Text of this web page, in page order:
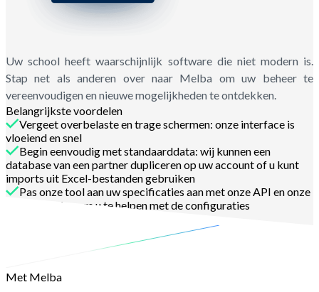
Uw school heeft waarschijnlijk software die niet modern is.
Stap net als anderen over naar Melba om uw beheer te
vereenvoudigen en nieuwe mogelijkheden te ontdekken.
Belangrijkste voordelen
Vergeet overbelaste en trage schermen: onze interface is
vloeiend en snel
Begin eenvoudig met standaarddata: wij kunnen een
database van een partner dupliceren op uw account of u kunt
imports uit Excel-bestanden gebruiken
Pas onze tool aan uw specificaties aan met onze API en onze
ondersteuning om u te helpen met de configuraties
Met Melba